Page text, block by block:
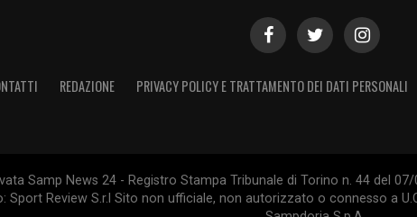
REDAZIONE PRIVACY POLICY E TRATTAMENTO DEI DATI PERSONALI
Samp News 24 - Registro Stampa Tribunale di Torino n. 44 del
Sport Review S.r.l Sito non ufficiale, non autorizzato o connesso a